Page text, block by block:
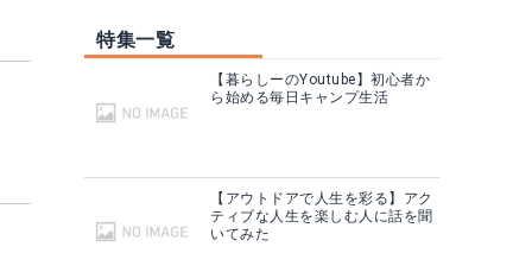
特集一覧
【暮らしーのYoutube】初心者か
ら始める毎日キャンプ生活
【アウトドアで人生を彩る】アク
ティブな人生を楽しむ人に話を聞
いてみた